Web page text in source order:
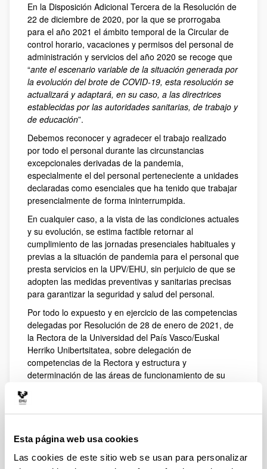
Esta página web usa cookies
Las cookies de este sitio web se usan para personalizar
En la Disposición Adicional Tercera de la Resolución de
22 de diciembre de 2020, por la que se prorrogaba
para el año 2021 el ámbito temporal de la Circular de
control horario, vacaciones y permisos del personal de
administración y servicios del año 2020 se recoge que
“ante el escenario variable de la situación generada por
la evolución del brote de COVID-19, esta resolución se
actualizará y adaptará, en su caso, a las directrices
establecidas por las autoridades sanitarias, de trabajo y
de educación”.
Debemos reconocer y agradecer el trabajo realizado
por todo el personal durante las circunstancias
excepcionales derivadas de la pandemia,
especialmente el del personal perteneciente a unidades
declaradas como esenciales que ha tenido que trabajar
presencialmente de forma ininterrumpida.
En cualquier caso, a la vista de las condiciones actuales
y su evolución, se estima factible retornar al
cumplimiento de las jornadas presenciales habituales y
previas a la situación de pandemia para el personal que
presta servicios en la UPV/EHU, sin perjuicio de que se
adopten las medidas preventivas y sanitarias precisas
para garantizar la seguridad y salud del personal.
Por todo lo expuesto y en ejercicio de las competencias
delegadas por Resolución de 28 de enero de 2021, de
la Rectora de la Universidad del País Vasco/Euskal
Herriko Unibertsitatea, sobre delegación de
competencias de la Rectora y estructura y
determinación de las áreas de funcionamiento de su
partir del 4 de octubre de 2021, se reincorporará a sus